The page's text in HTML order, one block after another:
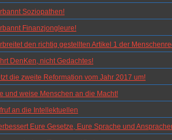
Soziopathen!
Finanzjongleure!
den richtig gestellten Artikel 1 der
DenKen, nicht Gedachtes!
die zweite Reformation vom Jahr 2017 um!
und weise Menschen an die Macht!
an die Intellektuellen
Eure Gesetze, Eure Sprache und